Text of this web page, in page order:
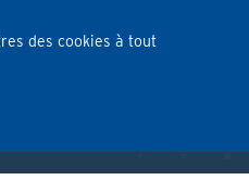
J'ai lu et
des cookies à tout